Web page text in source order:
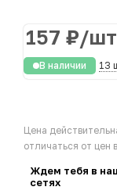
157 ₽/шт
В наличии 13
Цена
отличаться от цен
Ждем тебя в
сетях